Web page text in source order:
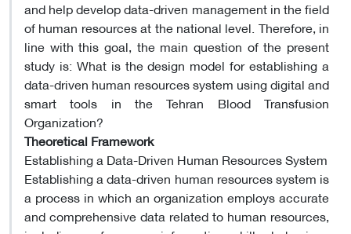
and help develop data-driven management in the field
of human resources at the national level. Therefore, in
line with this goal, the main question of the present
study is: What is the design model for establishing a
data-driven human resources system using digital and
smart tools in the Tehran Blood Transfusion
Organization?
Theoretical Framework
Establishing a Data-Driven Human Resources System
Establishing a data-driven human resources system is
a process in which an organization employs accurate
and comprehensive data related to human resources,